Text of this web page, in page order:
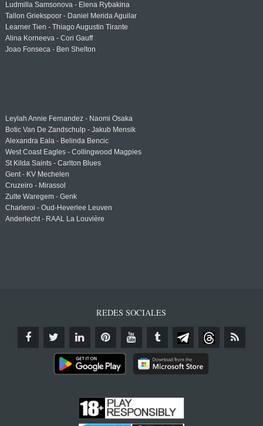
Ludmilla Samsonova - Elena Rybakina
Tallon Griekspoor - Daniel Merida Aguilar
Learner Tien - Thiago Augustin Tirante
Alina Korneeva - Cori Gauff
Joao Fonseca - Ben Shelton
Leylah Annie Fernandez - Naomi Osaka
Botic Van De Zandschulp - Jakub Mensik
Alexandra Eala - Belinda Bencic
West Coast Eagles - Collingwood Magpies
St Kilda Saints - Carlton Blues
Gent - KV Mechelen
Cruzeiro - Mirassol
Zulte Waregem - Genk
Charleroi - Oud-Heverlee Leuven
Anderlecht - RAAL La Louvière
REDES SOCIALES